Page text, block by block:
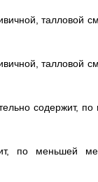
талловой
талловой
содержит,
по меньшей